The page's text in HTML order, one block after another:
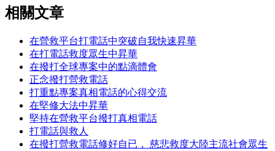
相關文章
在營救平台打電話中突破自我快速昇華
在打電話救度眾生中昇華
在撥打全球專案中的點滴體會
正念撥打營救電話
打重點專案真相電話的心得交流
在堅修大法中昇華
堅持在營救平台撥打真相電話
打電話與救人
在撥打營救電話修好自已， 慈悲救度大陸主流社會眾生